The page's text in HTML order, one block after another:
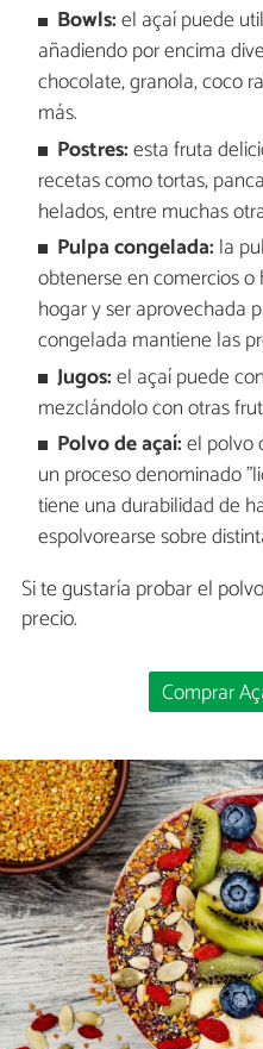
Bowls:el açaí puede
añadiendo por encima
chocolate, granola, coco
más.
Postres:esta fruta
recetas como tortas,
helados, entre muchas
Pulpa congelada: la
obtenerse en comercios
hogar y ser aprovechada
congelada mantiene las
Jugos:el açaí puede
mezclándolo con otras
Polvo de açaí:el polvo
un proceso denominado
tiene una durabilidad de
espolvorearse sobre
Si te gustaría probar el
precio.
Comprar